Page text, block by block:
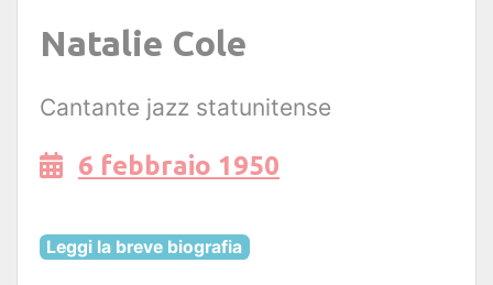
Natalie Cole
Cantante jazz statunitense
6 febbraio 1950
Leggi la breve biografia